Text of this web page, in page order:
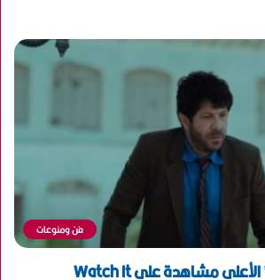
فن ومنوعات
فيلم “الباب الأخضر” الأعلى مشاهدة على Watch It